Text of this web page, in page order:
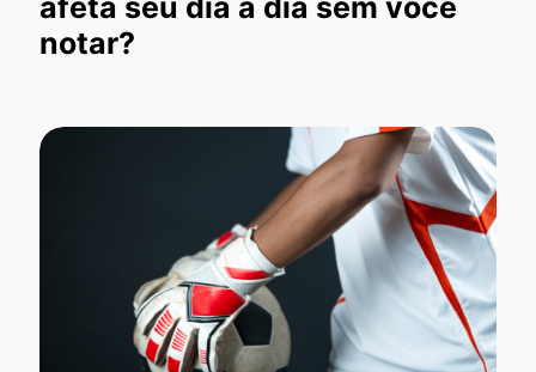
notar?